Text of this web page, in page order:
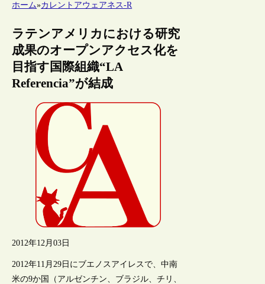
ホーム»カレントアウェアネス-R
ラテンアメリカにおける研究
成果のオープンアクセス化を
目指す国際組織“LA
Referencia”が結成
2012年12月03日
2012年11月29日にブエノスアイレスで、中南
米の9か国（アルゼンチン、ブラジル、チリ、